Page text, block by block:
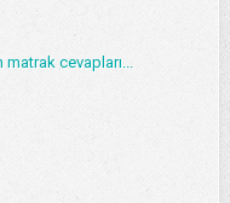
cevapları...